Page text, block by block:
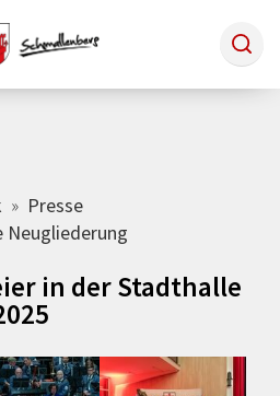
Presse
Neugliederung
in der Stadthalle